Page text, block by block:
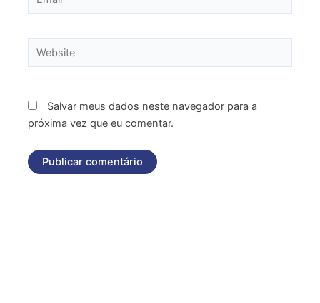
Website
Salvar meus dados neste navegador para a
próxima vez que eu comentar.